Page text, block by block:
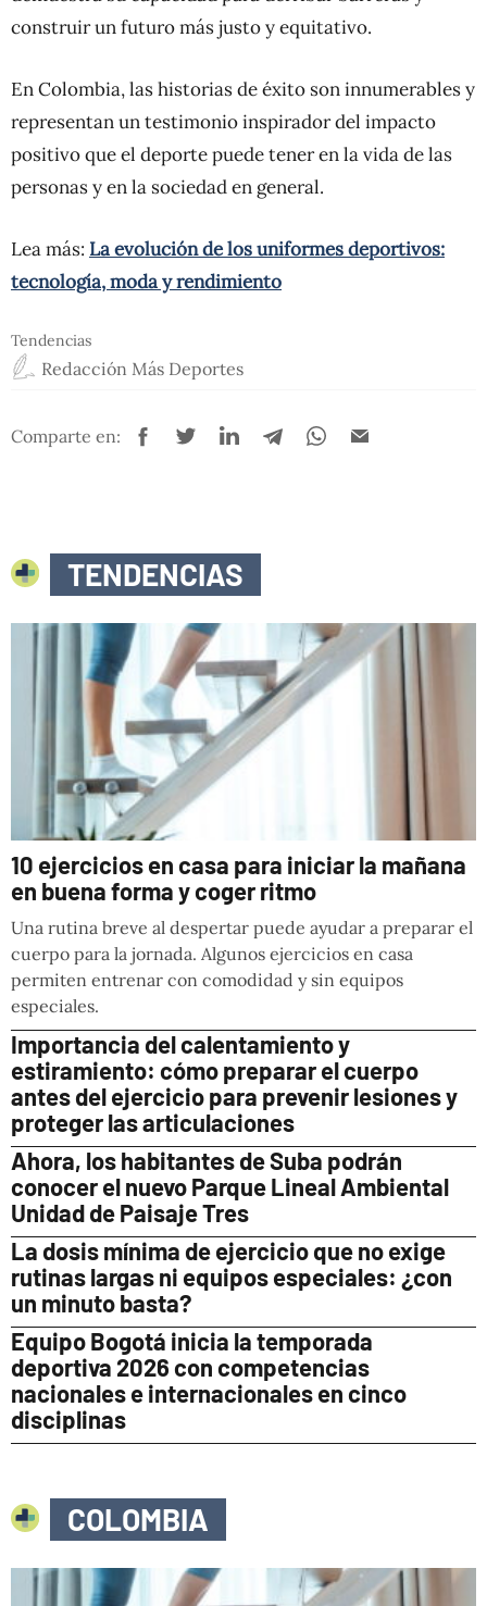
construir un futuro más justo y equitativo.
En Colombia, las historias de éxito son innumerables y
representan un testimonio inspirador del impacto
positivo que el deporte puede tener en la vida de las
personas y en la sociedad en general.
Lea más: La evolución de los uniformes deportivos:
tecnología, moda y rendimiento
Tendencias
Redacción Más Deportes
Comparte en:
TENDENCIAS
10 ejercicios en casa para iniciar la mañana
en buena forma y coger ritmo
Una rutina breve al despertar puede ayudar a preparar el
cuerpo para la jornada. Algunos ejercicios en casa
permiten entrenar con comodidad y sin equipos
especiales.
Importancia del calentamiento y
estiramiento: cómo preparar el cuerpo
antes del ejercicio para prevenir lesiones y
proteger las articulaciones
Ahora, los habitantes de Suba podrán
conocer el nuevo Parque Lineal Ambiental
Unidad de Paisaje Tres
La dosis mínima de ejercicio que no exige
rutinas largas ni equipos especiales: ¿con
un minuto basta?
Equipo Bogotá inicia la temporada
deportiva 2026 con competencias
nacionales e internacionales en cinco
disciplinas
COLOMBIA